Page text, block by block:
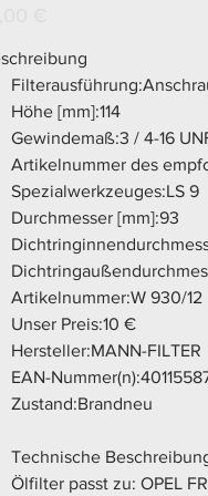
Höhe [mm]:114
Gewindemaß:3 / 4-16
Artikelnummer des
Spezialwerkzeuges:LS 9
Durchmesser [mm]:93
Artikelnummer:W 930/12
Unser Preis:10 €
Hersteller:MANN-FILTER
EAN-
Zustand:Brandneu
Technische
Ölfilter passt zu: OPEL